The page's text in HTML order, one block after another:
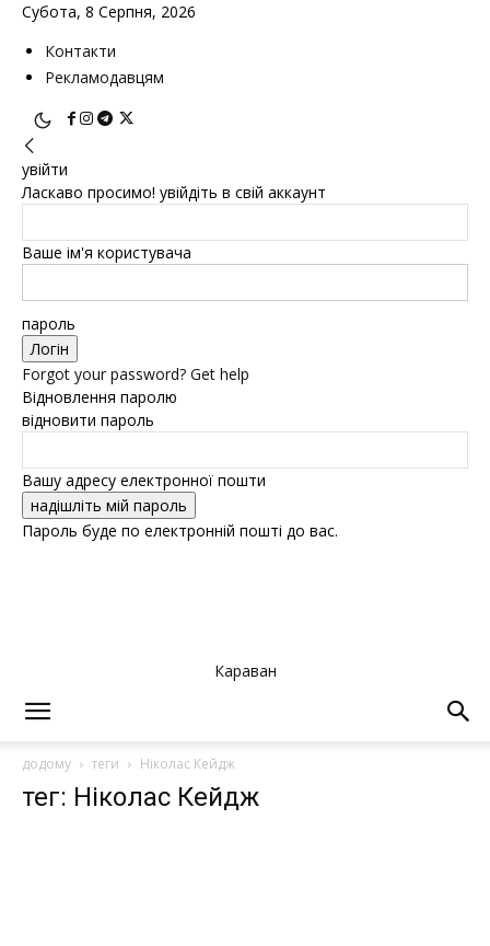
Субота, 8 Серпня, 2026
Контакти
Рекламодавцям
увійти
Ласкаво просимо! увійдіть в свій аккаунт
Ваше ім'я користувача
пароль
Forgot your password? Get help
Відновлення паролю
відновити пароль
Вашу адресу електронної пошти
Пароль буде по електронній пошті до вас.
Караван
додому теги Ніколас Кейдж
тег: Ніколас Кейдж